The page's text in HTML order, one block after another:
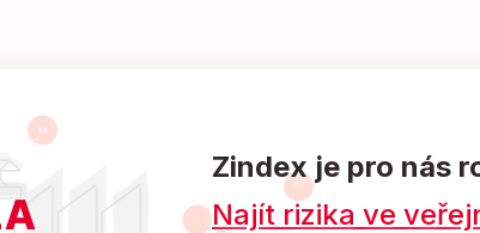
Zindex je pro nás
Najít rizika ve